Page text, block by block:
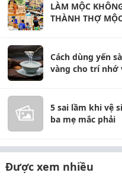
LÀM MỘC
THÀNH THỢ
Cách dùng yến
vàng cho trí nhớ
5 sai lầm khi vệ
ba mẹ mắc phải
Được xem nhiều